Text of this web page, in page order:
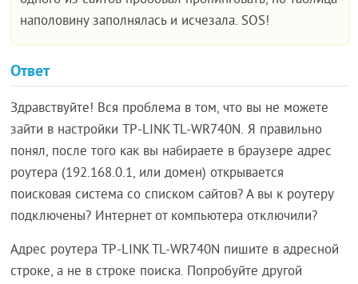
наполовину заполнялась и исчезала. SOS!
Ответ
Здравствуйте! Вся проблема в том, что вы не можете
зайти в настройки TP-LINK TL-WR740N. Я правильно
понял, после того как вы набираете в браузере адрес
роутера (192.168.0.1, или домен) открывается
поисковая система со списком сайтов? А вы к роутеру
подключены? Интернет от компьютера отключили?
Адрес роутера TP-LINK TL-WR740N пишите в адресной
строке, а не в строке поиска. Попробуйте другой